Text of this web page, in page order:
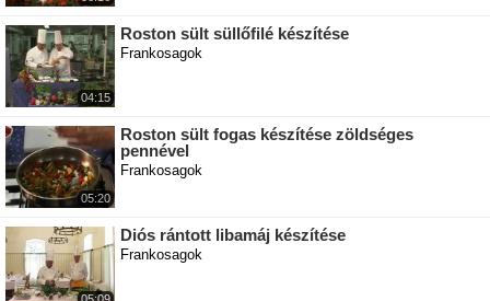
04:15
Roston sült süllőfilé készítése
Frankosagok
05:20
Roston sült fogas készítése zöldséges
pennével
Frankosagok
Diós rántott libamáj készítése
Frankosagok